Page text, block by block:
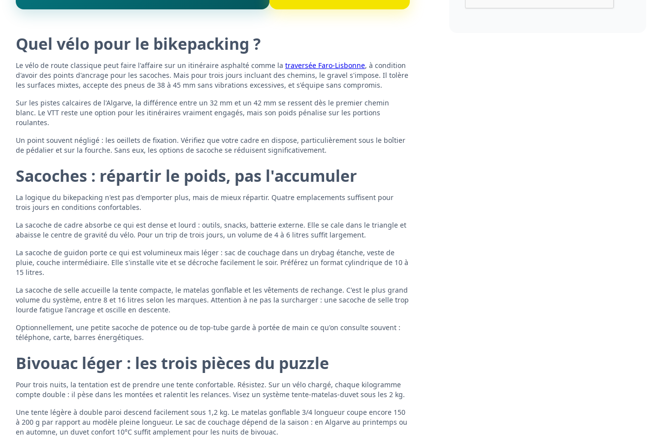
Quel vélo pour le bikepacking ?
Le vélo de route classique peut faire l'affaire sur un itinéraire asphalté comme la traversée Faro-Lisbonne, à condition
d'avoir des points d'ancrage pour les sacoches. Mais pour trois jours incluant des chemins, le gravel s'impose. Il tolère
les surfaces mixtes, accepte des pneus de 38 à 45 mm sans vibrations excessives, et s'équipe sans compromis.
Sur les pistes calcaires de l'Algarve, la différence entre un 32 mm et un 42 mm se ressent dès le premier chemin
blanc. Le VTT reste une option pour les itinéraires vraiment engagés, mais son poids pénalise sur les portions
roulantes.
Un point souvent négligé : les oeillets de fixation. Vérifiez que votre cadre en dispose, particulièrement sous le boîtier
de pédalier et sur la fourche. Sans eux, les options de sacoche se réduisent significativement.
Sacoches : répartir le poids, pas l'accumuler
La logique du bikepacking n'est pas d'emporter plus, mais de mieux répartir. Quatre emplacements suffisent pour
trois jours en conditions confortables.
La sacoche de cadre absorbe ce qui est dense et lourd : outils, snacks, batterie externe. Elle se cale dans le triangle et
abaisse le centre de gravité du vélo. Pour un trip de trois jours, un volume de 4 à 6 litres suffit largement.
La sacoche de guidon porte ce qui est volumineux mais léger : sac de couchage dans un drybag étanche, veste de
pluie, couche intermédiaire. Elle s'installe vite et se décroche facilement le soir. Préférez un format cylindrique de 10 à
15 litres.
La sacoche de selle accueille la tente compacte, le matelas gonflable et les vêtements de rechange. C'est le plus grand
volume du système, entre 8 et 16 litres selon les marques. Attention à ne pas la surcharger : une sacoche de selle trop
lourde fatigue l'ancrage et oscille en descente.
Optionnellement, une petite sacoche de potence ou de top-tube garde à portée de main ce qu'on consulte souvent :
téléphone, carte, barres énergétiques.
Bivouac léger : les trois pièces du puzzle
Pour trois nuits, la tentation est de prendre une tente confortable. Résistez. Sur un vélo chargé, chaque kilogramme
compte double : il pèse dans les montées et ralentit les relances. Visez un système tente-matelas-duvet sous les 2 kg.
Une tente légère à double paroi descend facilement sous 1,2 kg. Le matelas gonflable 3/4 longueur coupe encore 150
à 200 g par rapport au modèle pleine longueur. Le sac de couchage dépend de la saison : en Algarve au printemps ou
en automne, un duvet confort 10°C suffit amplement pour les nuits de bivouac.